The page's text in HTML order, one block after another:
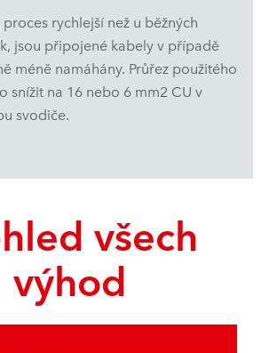
rychlejší než u běžných
jsou připojené kabely v případě
méně namáhány. Průřez použitého
snížit na 16 nebo 6 mm2 CU v
svodiče.
všech
výhod